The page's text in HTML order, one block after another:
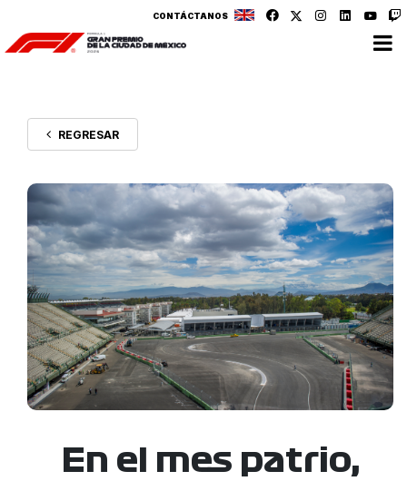
CONTÁCTANOS
REGRESAR
En el mes patrio,